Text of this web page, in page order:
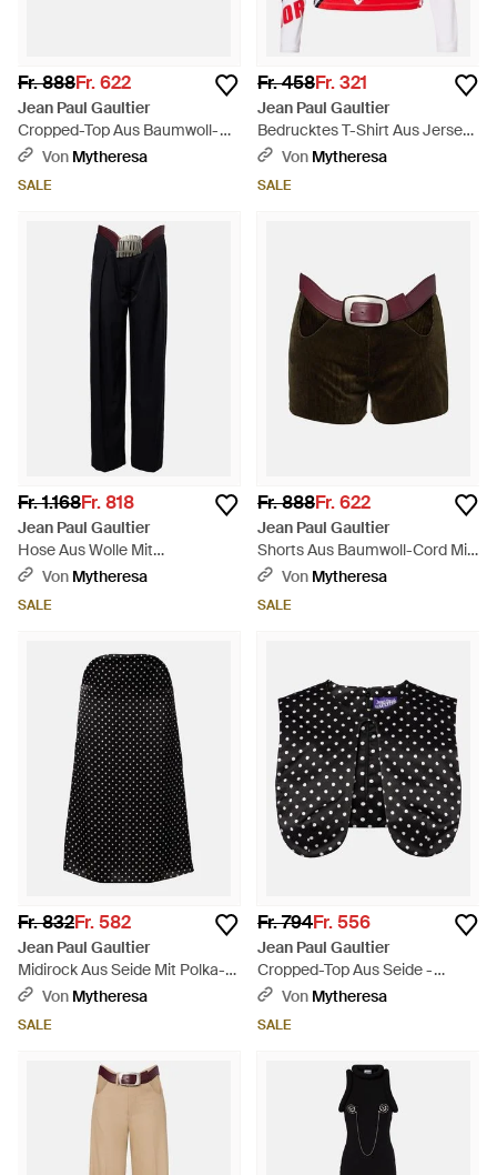
Fr. 888Fr. 622
Jean Paul Gaultier
Cropped-Top Aus Baumwoll-
Cord - Grün
Von Mytheresa
SALE
Fr. 458Fr. 321
Jean Paul Gaultier
Bedrucktes T-Shirt Aus Jersey
- RotVon Mytheresa
SALE
Fr. 1.168Fr. 818
Jean Paul Gaultier
Hose Aus Wolle Mit
Lederbesatz - Schwarz
Von Mytheresa
SALE
Fr. 888Fr. 622
Jean Paul Gaultier
Shorts Aus Baumwoll-Cord Mit
Cut-Outs Und Guertel -
Von Mytheresa
SALE
Fr. 832Fr. 582
Jean Paul Gaultier
Midirock Aus Seide Mit Polka-
Dots - Schwarz
Von Mytheresa
SALE
Fr. 794Fr. 556
Jean Paul Gaultier
Cropped-Top Aus Seide -
Schwarz
Von Mytheresa
SALE